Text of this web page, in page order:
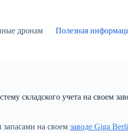
дронам Полезная
складского учета на своем
на своем заводе Giga